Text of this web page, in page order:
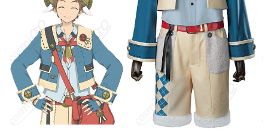
サイズ
S、M、L、XL、オーダーメイド
発送予定
加工に7～15営業日、配送に5～7営業日（※
土日祝除く）、合計で12～22営業日程度で
お届け
支払い方法
クレジットカード（VISA、Master、JCB、
Discover、AMERICAN EXPRESS）、
PayPal、銀行振込
コスプレイベント、写真撮影、舞台、公